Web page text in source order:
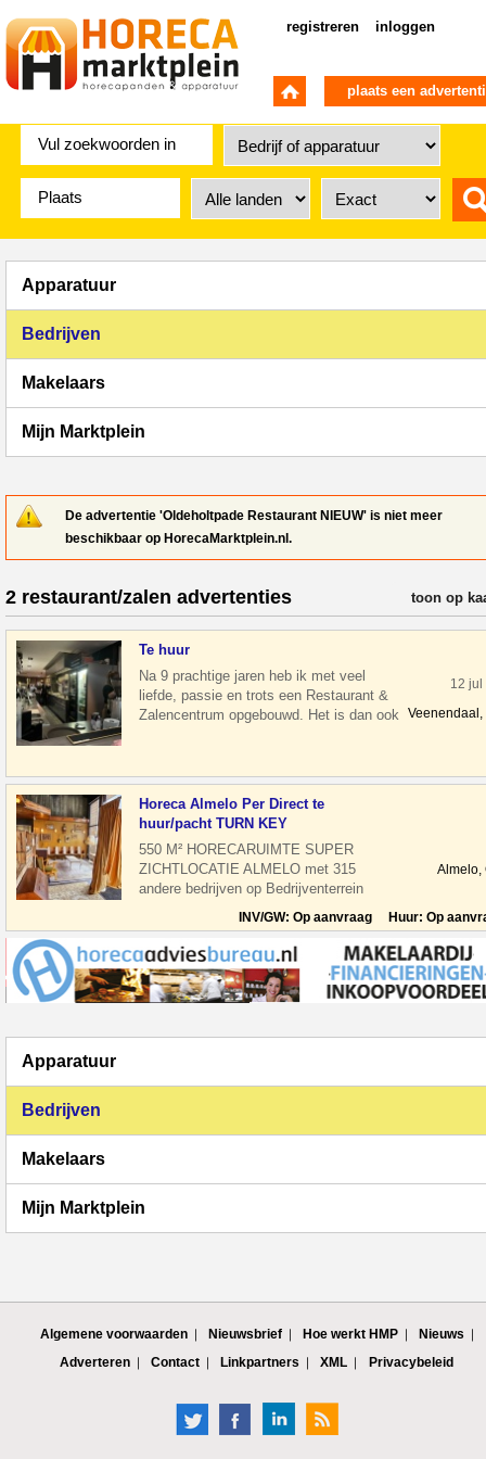
registreren inloggen
plaats een
Apparatuur
Bedrijven
Makelaars
Mijn Marktplein
De advertentie 'Oldeholtpade Restaurant NIEUW' is niet meer
beschikbaar op HorecaMarktplein.nl.
2 restaurant/zalen advertenties verfijn
toon op
Te huur
Na 9 prachtige jaren heb ik met veel
liefde, passie en trots een Restaurant &
Zalencentrum opgebouwd. Het is dan ook
12 jul
Veenendaal,
Horeca Almelo Per Direct te
huur/pacht TURN KEY
550 M² HORECARUIMTE SUPER
ZICHTLOCATIE ALMELO met 315
andere bedrijven op Bedrijventerrein
Dollegoor Turfkade Per direct te
betrekken ho
Almelo,
INV/GW: Op aanvraag Huur: Op
Apparatuur
Bedrijven
Makelaars
Mijn Marktplein
Algemene voorwaarden Nieuwsbrief Hoe werkt HMP
Nieuws
Adverteren
Contact Linkpartners XML Privacybeleid